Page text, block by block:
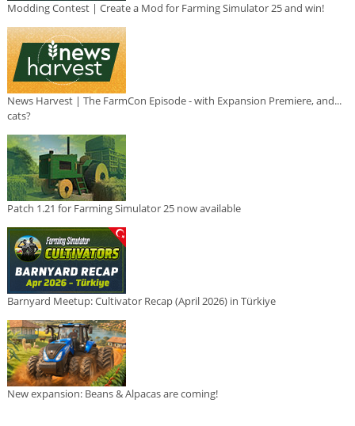
Modding Contest | Create a Mod for Farming Simulator 25 and win!
News Harvest | The FarmCon Episode - with Expansion Premiere, and...
cats?
Patch 1.21 for Farming Simulator 25 now available
Barnyard Meetup: Cultivator Recap (April 2026) in Türkiye
New expansion: Beans & Alpacas are coming!